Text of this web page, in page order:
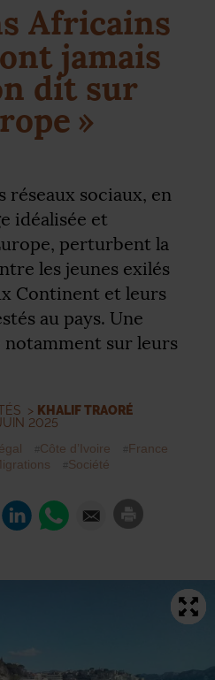
Africains
jamais
dit sur
»
réseaux sociaux, en
idéalisée et
perturbent la
les jeunes exilés
Continent et leurs
au pays. Une
sur leurs
> KHALIF TRAORÉ
2025
Côte d’Ivoire
France
Société